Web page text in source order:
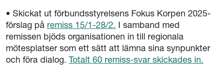
• Skickat ut förbundsstyrelsens Fokus Korpen 2025-
förslag på remiss 15/1-28/2. I samband med
remissen bjöds organisationen in till regionala
mötesplatser som ett sätt att lämna sina synpunkter
och föra dialog. Totalt 60 remiss-svar skickades in.